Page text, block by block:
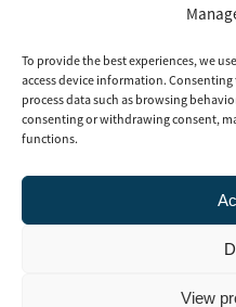
To provide the best experiences, we
access device information.
process data such as browsing
consenting or withdrawing consent,
functions.
View
Instagram
LinkedIn
Säkerhet år 2003 för att
branschens ledande företag och